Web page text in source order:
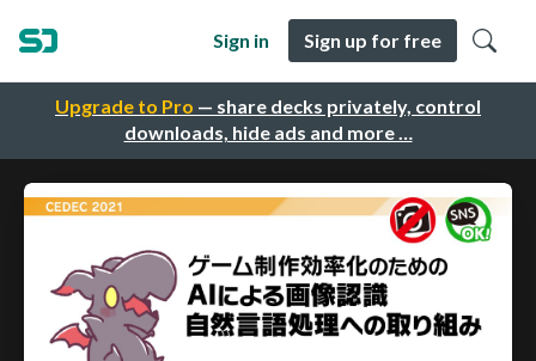
Upgrade to Pro — share decks privately, control
downloads, hide ads and more …
Sign in Sign up for free